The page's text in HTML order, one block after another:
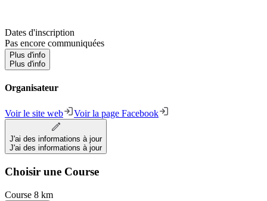
Dates d'inscription
Pas encore communiquées
Plus d'info
Plus d'info
Organisateur
Voir le site web Voir la page Facebook
J'ai des informations à jour
J'ai des informations à jour
Choisir une Course
Course 8 km